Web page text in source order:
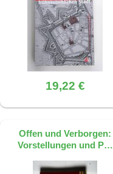
19,22 €
Offen und Verborgen:
Vorstellungen und P…